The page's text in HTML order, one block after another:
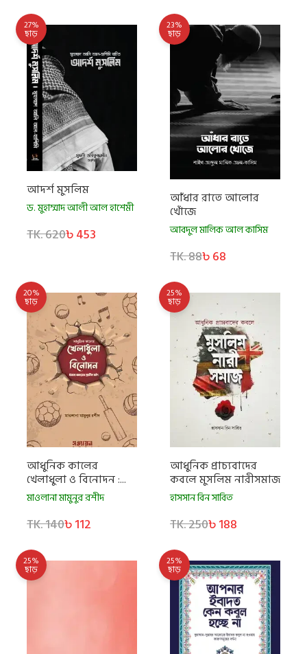
27%
ছাড়
আদর্শ মুসলিম
ড. মুহাম্মাদ আলী আল হাশেমী
TK. 620৳ 453
23%
ছাড়
আঁধার রাতে আলোর
খোঁজে
আবদুল মালিক আল কাসিম
TK. 88৳ 68
20%
ছাড়
আধুনিক কালের
খেলাধুলা ও বিনোদন :...
মাওলানা মামুনুর রশীদ
TK. 140৳ 112
25%
ছাড়
আধুনিক প্রাচ্যবাদের
কবলে মুসলিম নারীসমাজ
হাসসান বিন সাবিত
TK. 250৳ 188
25%
ছাড়
25%
ছাড়